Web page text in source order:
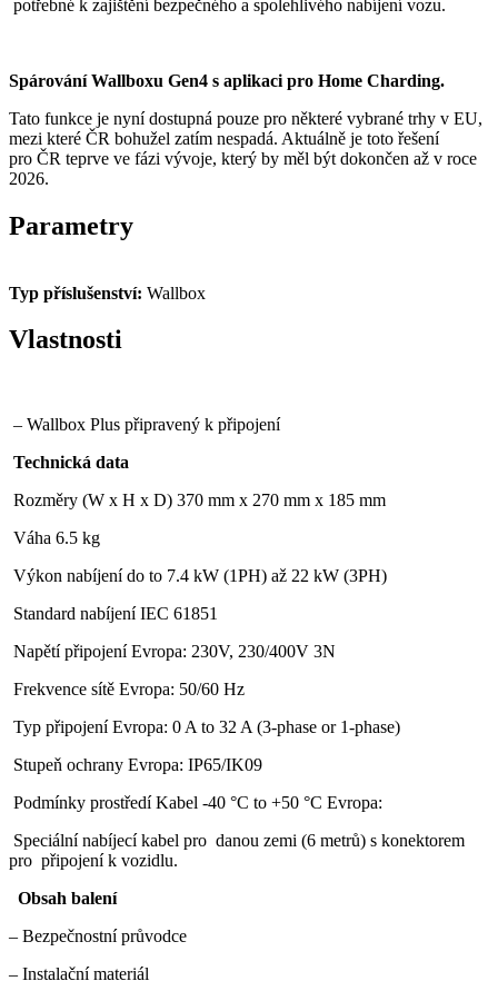
potřebné k zajištění bezpečného a spolehlivého nabíjení vozu.
Spárování Wallboxu Gen4 s aplikaci pro Home Charding.
Tato funkce je nyní dostupná pouze pro některé vybrané trhy v EU,
mezi které ČR bohužel zatím nespadá. Aktuálně je toto řešení
pro ČR teprve ve fázi vývoje, který by měl být dokončen až v roce
2026.
Parametry
Typ příslušenství: Wallbox
Vlastnosti
– Wallbox Plus připravený k připojení
Technická data
Rozměry (W x H x D) 370 mm x 270 mm x 185 mm
Váha 6.5 kg
Výkon nabíjení do to 7.4 kW (1PH) až 22 kW (3PH)
Standard nabíjení IEC 61851
Napětí připojení Evropa: 230V, 230/400V 3N
Frekvence sítě Evropa: 50/60 Hz
Typ připojení Evropa: 0 A to 32 A (3-phase or 1-phase)
Stupeň ochrany Evropa: IP65/IK09
Podmínky prostředí Kabel -40 °C to +50 °C Evropa:
Speciální nabíjecí kabel pro danou zemi (6 metrů) s konektorem
pro připojení k vozidlu.
Obsah balení
– Bezpečnostní průvodce
– Instalační materiál